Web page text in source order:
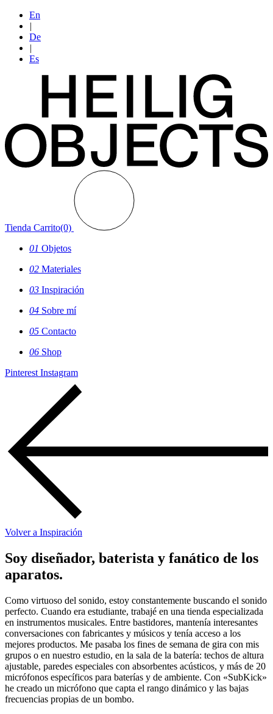
En
|
De
|
Es
Tienda Carrito(0)
01 Objetos
02 Materiales
03 Inspiración
04 Sobre mí
05 Contacto
06 Shop
PinterestInstagram
Volver a Inspiración
Soy diseñador, baterista y fanático de los
aparatos.
Como virtuoso del sonido, estoy constantemente buscando el sonido
perfecto. Cuando era estudiante, trabajé en una tienda especializada
en instrumentos musicales. Entre bastidores, mantenía interesantes
conversaciones con fabricantes y músicos y tenía acceso a los
mejores productos. Me pasaba los fines de semana de gira con mis
grupos o en nuestro estudio, en la sala de la batería: techos de altura
ajustable, paredes especiales con absorbentes acústicos, y más de 20
micrófonos específicos para baterías y de ambiente. Con «SubKick»
he creado un micrófono que capta el rango dinámico y las bajas
frecuencias propias de un bombo.